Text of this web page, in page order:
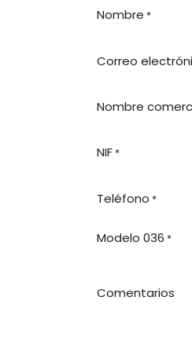
Nombre *
Correo
Nombre
NIF *
Teléfono *
Modelo 036 *
Comentarios